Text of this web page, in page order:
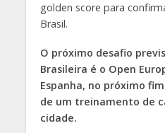
golden score para
Brasil.
O próximo desafio
Brasileira é o Open
Espanha, no próximo
de um treinamento de
cidade.